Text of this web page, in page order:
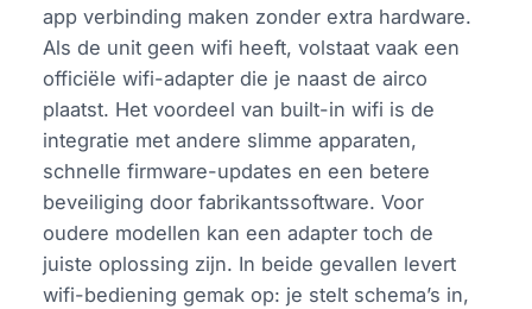
app verbinding maken zonder extra hardware.
Als de unit geen wifi heeft, volstaat vaak een
officiële wifi-adapter die je naast de airco
plaatst. Het voordeel van built-in wifi is de
integratie met andere slimme apparaten,
schnelle firmware-updates en een betere
beveiliging door fabrikantssoftware. Voor
oudere modellen kan een adapter toch de
juiste oplossing zijn. In beide gevallen levert
wifi-bediening gemak op: je stelt schema’s in,